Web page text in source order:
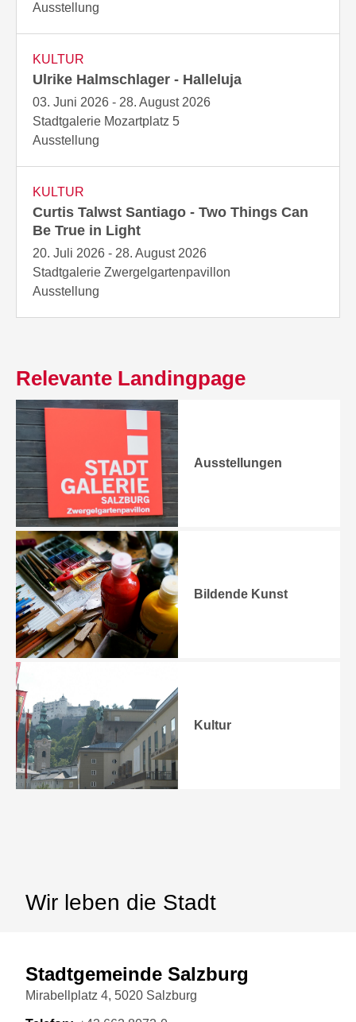
Ausstellung
KULTUR
Ulrike Halmschlager - Halleluja
03. Juni 2026 - 28. August 2026
Stadtgalerie Mozartplatz 5
Ausstellung
KULTUR
Curtis Talwst Santiago - Two Things Can
Be True in Light
20. Juli 2026 - 28. August 2026
Stadtgalerie Zwergelgartenpavillon
Ausstellung
Relevante Landingpage
Ausstellungen
Bildende Kunst
Kultur
Wir leben die Stadt
Stadtgemeinde Salzburg
Mirabellplatz 4, 5020 Salzburg